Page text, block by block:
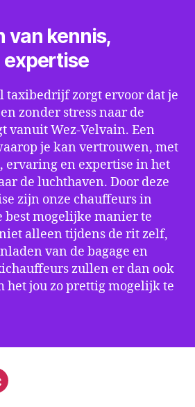
van kennis,
taxibedrijf zorgt ervoor dat je
zonder stress naar de
vanuit Wez-Velvain. Een
je kan vertrouwen, met
ervaring en expertise in het
de luchthaven. Door deze
zijn onze chauffeurs in
best mogelijke manier te
alleen tijdens de rit zelf,
van de bagage en
zullen er dan ook
het jou zo prettig mogelijk te